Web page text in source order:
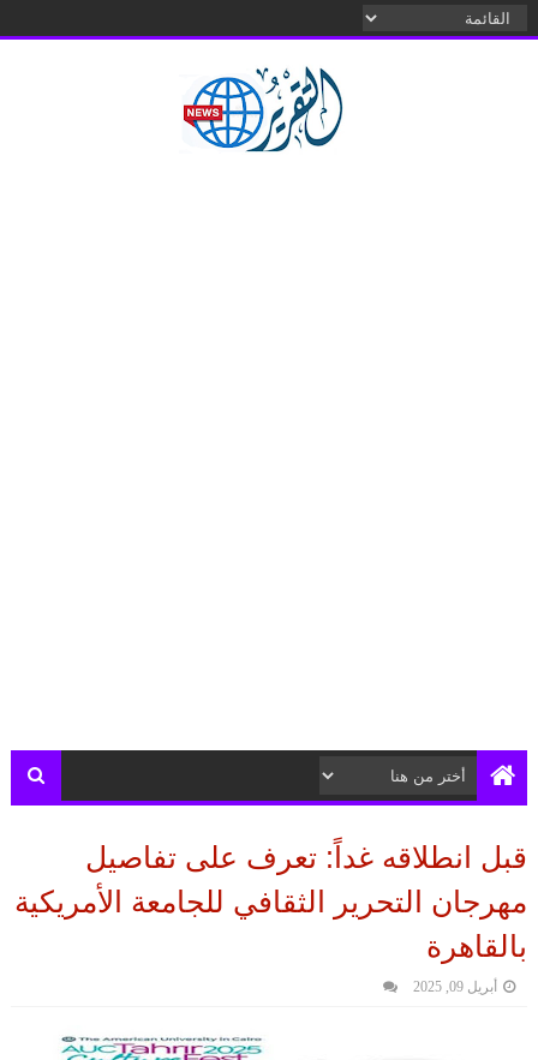
قبل انطلاقه غداً: تعرف على تفاصيل
مهرجان التحرير الثقافي للجامعة الأمريكية
بالقاهرة
أبريل 09, 2025